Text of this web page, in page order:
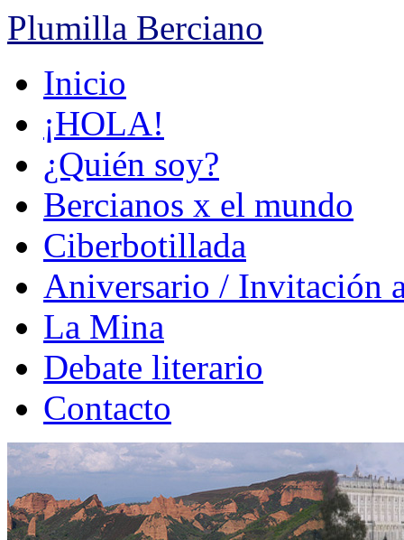
Plumilla Berciano
contenidoInicio
¡HOLA!
¿Quién soy?
Bercianos x el mundo
Ciberbotillada
Aniversario / Invitación
La Mina
Debate literario
Contacto